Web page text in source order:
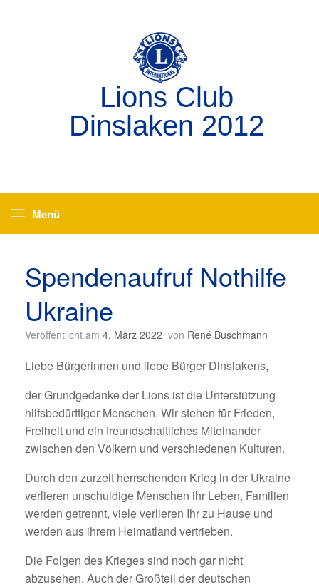
Lions Club
Dinslaken 2012
Menü
Spendenaufruf Nothilfe
Ukraine
Veröffentlicht am 4. März 2022 von René Buschmann
Liebe Bürgerinnen und liebe Bürger Dinslakens,
der Grundgedanke der Lions ist die Unterstützung
hilfsbedürftiger Menschen. Wir stehen für Frieden,
Freiheit und ein freundschaftliches Miteinander
zwischen den Völkern und verschiedenen Kulturen.
Durch den zurzeit herrschenden Krieg in der Ukraine
verlieren unschuldige Menschen ihr Leben, Familien
werden getrennt, viele verlieren Ihr zu Hause und
werden aus ihrem Heimatland vertrieben.
Die Folgen des Krieges sind noch gar nicht
abzusehen. Auch der Großteil der deutschen